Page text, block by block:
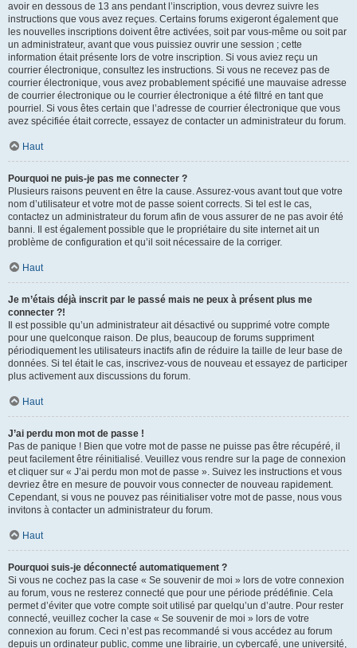
avoir en dessous de 13 ans pendant l’inscription, vous devrez suivre les
instructions que vous avez reçues. Certains forums exigeront également que
les nouvelles inscriptions doivent être activées, soit par vous-même ou soit par
un administrateur, avant que vous puissiez ouvrir une session ; cette
information était présente lors de votre inscription. Si vous aviez reçu un
courrier électronique, consultez les instructions. Si vous ne recevez pas de
courrier électronique, vous avez probablement spécifié une mauvaise adresse
de courrier électronique ou le courrier électronique a été filtré en tant que
pourriel. Si vous êtes certain que l’adresse de courrier électronique que vous
avez spécifiée était correcte, essayez de contacter un administrateur du forum.
Haut
Pourquoi ne puis-je pas me connecter ?
Plusieurs raisons peuvent en être la cause. Assurez-vous avant tout que votre
nom d’utilisateur et votre mot de passe soient corrects. Si tel est le cas,
contactez un administrateur du forum afin de vous assurer de ne pas avoir été
banni. Il est également possible que le propriétaire du site internet ait un
problème de configuration et qu’il soit nécessaire de la corriger.
Haut
Je m’étais déjà inscrit par le passé mais ne peux à présent plus me
connecter ?!
Il est possible qu’un administrateur ait désactivé ou supprimé votre compte
pour une quelconque raison. De plus, beaucoup de forums suppriment
périodiquement les utilisateurs inactifs afin de réduire la taille de leur base de
données. Si tel était le cas, inscrivez-vous de nouveau et essayez de participer
plus activement aux discussions du forum.
Haut
J’ai perdu mon mot de passe !
Pas de panique ! Bien que votre mot de passe ne puisse pas être récupéré, il
peut facilement être réinitialisé. Veuillez vous rendre sur la page de connexion
et cliquer sur « J’ai perdu mon mot de passe ». Suivez les instructions et vous
devriez être en mesure de pouvoir vous connecter de nouveau rapidement.
Cependant, si vous ne pouvez pas réinitialiser votre mot de passe, nous vous
invitons à contacter un administrateur du forum.
Haut
Pourquoi suis-je déconnecté automatiquement ?
Si vous ne cochez pas la case « Se souvenir de moi » lors de votre connexion
au forum, vous ne resterez connecté que pour une période prédéfinie. Cela
permet d’éviter que votre compte soit utilisé par quelqu’un d’autre. Pour rester
connecté, veuillez cocher la case « Se souvenir de moi » lors de votre
connexion au forum. Ceci n’est pas recommandé si vous accédez au forum
depuis un ordinateur public, comme une librairie, un cybercafé, une université,